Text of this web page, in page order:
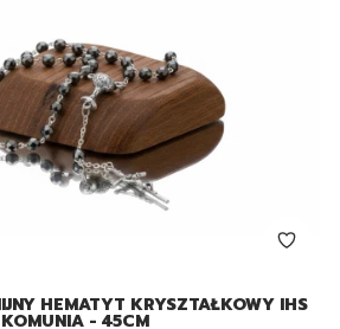
HEMATYT KRYSZTAŁKOWY IHS
KOMUNIA - 45CM